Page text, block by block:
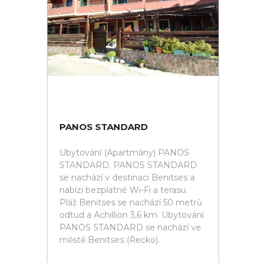
PANOS STANDARD
Ubytování (Apartmány) PANOS
STANDARD. PANOS STANDARD
se nachází v destinaci Benitses a
nabízí bezplatné Wi-Fi a terasu.
Pláž Benitses se nachází 50 metrů
odtud a Achillion 3,6 km. Ubytování
PANOS STANDARD se nachází ve
městě Benitses (Řecko).